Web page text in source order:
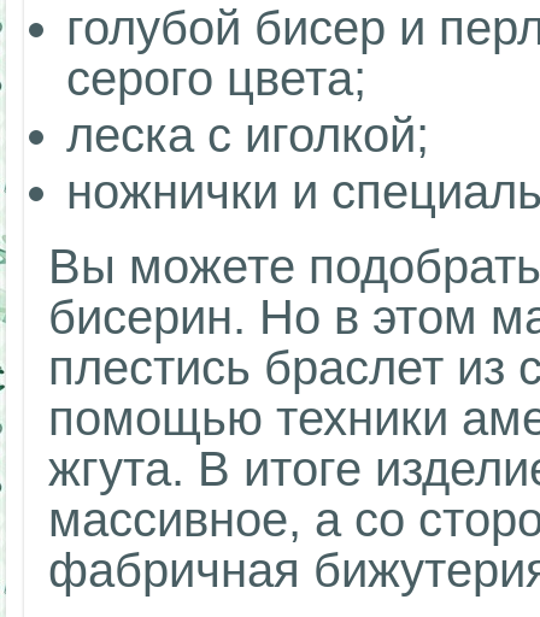
голубой бисер и
серого цвета;
леска с иголкой;
ножнички и
Вы можете
бисерин. Но в этом
плестись браслет из
помощью техники
жгута. В итоге
массивное, а со
фабричная